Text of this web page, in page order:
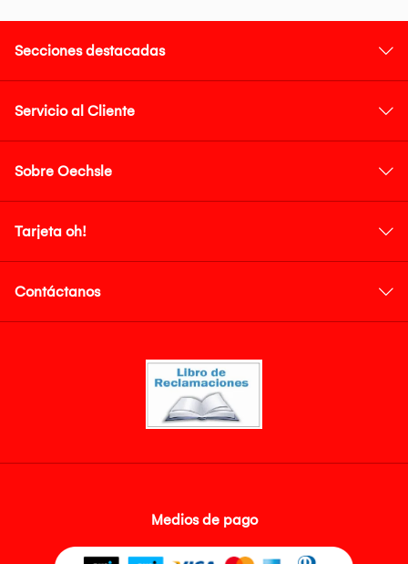
Secciones destacadas
Servicio al Cliente
Sobre Oechsle
Tarjeta oh!
Contáctanos
Medios de pago